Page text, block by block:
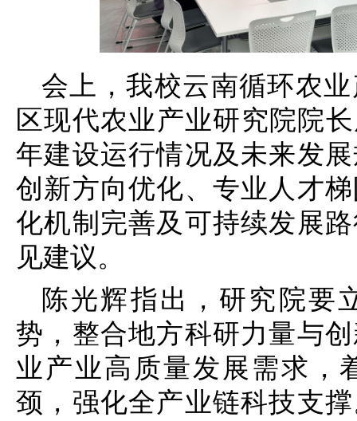
会上，我校云南循环农
区现代农业产业研究院院
年建设运行情况及未来发
创新方向优化、专业人才
化机制完善及可持续发展
见建议。
陈光辉指出，研究院要
势，整合地方科研力量与
业产业高质量发展需求，
颈，强化全产业链科技支